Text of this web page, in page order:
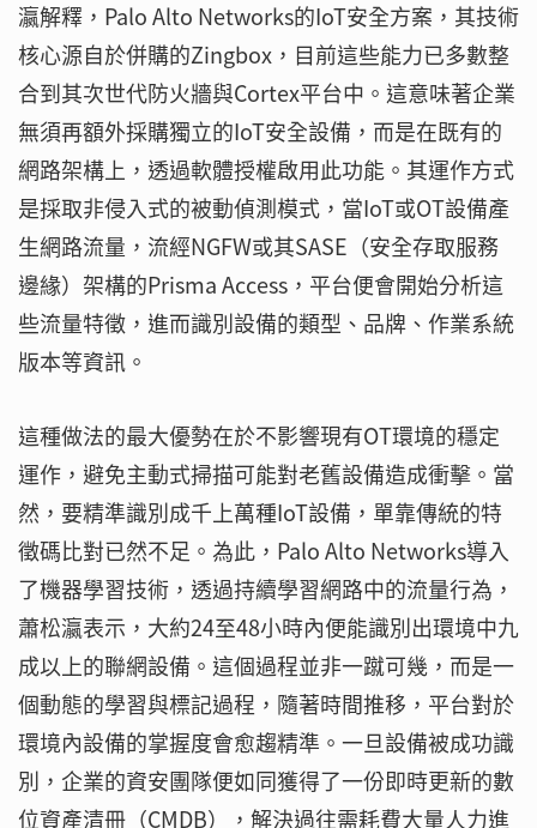
瀛解釋，Palo Alto Networks的IoT安全方案，其技術
核心源自於併購的Zingbox，目前這些能力已多數整
合到其次世代防火牆與Cortex平台中。這意味著企業
無須再額外採購獨立的IoT安全設備，而是在既有的
網路架構上，透過軟體授權啟用此功能。其運作方式
是採取非侵入式的被動偵測模式，當IoT或OT設備產
生網路流量，流經NGFW或其SASE（安全存取服務
邊緣）架構的Prisma Access，平台便會開始分析這
些流量特徵，進而識別設備的類型、品牌、作業系統
版本等資訊。
這種做法的最大優勢在於不影響現有OT環境的穩定
運作，避免主動式掃描可能對老舊設備造成衝擊。當
然，要精準識別成千上萬種IoT設備，單靠傳統的特
徵碼比對已然不足。為此，Palo Alto Networks導入
了機器學習技術，透過持續學習網路中的流量行為，
蕭松瀛表示，大約24至48小時內便能識別出環境中九
成以上的聯網設備。這個過程並非一蹴可幾，而是一
個動態的學習與標記過程，隨著時間推移，平台對於
環境內設備的掌握度會愈趨精準。一旦設備被成功識
別，企業的資安團隊便如同獲得了一份即時更新的數
位資產清冊（CMDB），解決過往需耗費大量人力進